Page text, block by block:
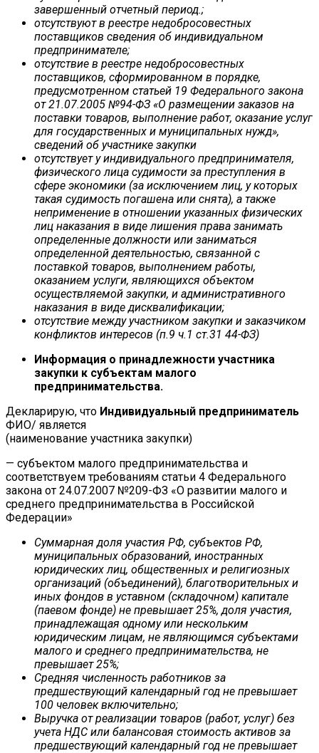
завершенный отчетный период.;
отсутствуют в реестре недобросовестных
поставщиков сведения об индивидуальном
предпринимателе;
отсутствие в реестре недобросовестных
поставщиков, сформированном в порядке,
предусмотренном статьей 19 Федерального закона
от 21.07.2005 №94-ФЗ «О размещении заказов на
поставки товаров, выполнение работ, оказание услуг
для государственных и муниципальных нужд»,
сведений об участнике закупки
отсутствует у индивидуального предпринимателя,
физического лица судимости за преступления в
сфере экономики (за исключением лиц, у которых
такая судимость погашена или снята), а также
неприменение в отношении указанных физических
лиц наказания в виде лишения права занимать
определенные должности или заниматься
определенной деятельностью, связанной с
поставкой товаров, выполнением работы,
оказанием услуги, являющихся объектом
осуществляемой закупки, и административного
наказания в виде дисквалификации;
отсутствие между участником закупки и заказчиком
конфликтов интересов (п.9 ч.1 ст.31 44-ФЗ)
Информация о принадлежности участника
закупки к субъектам малого
предпринимательства.
Декларирую, что Индивидуальный предприниматель
ФИО/ является
(наименование участника закупки)
— субъектом малого предпринимательства и
соответствуем требованиям статьи 4 Федерального
закона от 24.07.2007 №209-ФЗ «О развитии малого и
среднего предпринимательства в Российской
Федерации»
Суммарная доля участия РФ, субъектов РФ,
муниципальных образований, иностранных
юридических лиц, общественных и религиозных
организаций (объединений), благотворительных и
иных фондов в уставном (складочном) капитале
(паевом фонде) не превышает 25%, доля участия,
принадлежащая одному или нескольким
юридическим лицам, не являющимся субъектами
малого и среднего предпринимательства, не
превышает 25%;
Средняя численность работников за
предшествующий календарный год не превышает
100 человек включительно;
Выручка от реализации товаров (работ, услуг) без
учета НДС или балансовая стоимость активов за
предшествующий календарный год не превышает